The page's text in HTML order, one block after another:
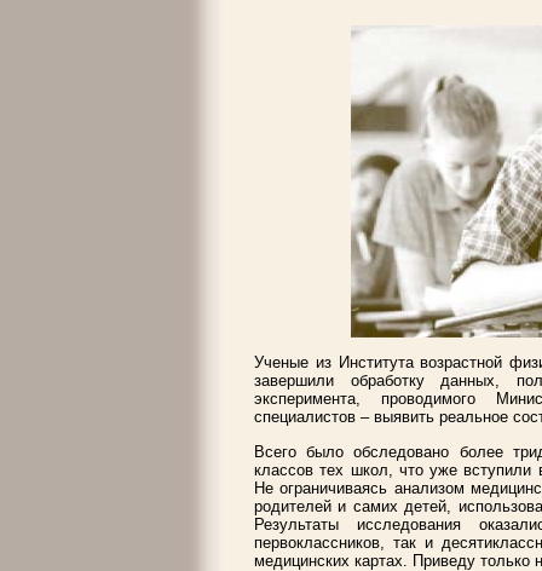
Ученые из Института возрастной
завершили обработку данных,
эксперимента, проводимого
специалистов – выявить реальное
Всего было обследовано более
классов тех школ, что уже вступили
Не ограничиваясь анализом
родителей и самих детей,
Результаты исследования
первоклассников, так и
медицинских картах. Приведу только